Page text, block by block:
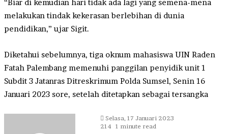
“Biar di kemudian hari tidak ada lagi yang semena-mena
melakukan tindak kekerasan berlebihan di dunia
pendidikan,” ujar Sigit.
Diketahui sebelumnya, tiga oknum mahasiswa UIN Raden
Fatah Palembang memenuhi panggilan penyidik unit 1
Subdit 3 Jatanras Ditreskrimum Polda Sumsel, Senin 16
Januari 2023 sore, setelah ditetapkan sebagai tersangka
Send
an
Selasa, 17 Januari 2023
214 1 minute read